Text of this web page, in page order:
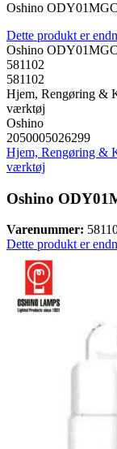
Oshino
Dette produkt er
Oshino
581102
581102
Hjem, Rengøring &
værktøj
Oshino
2050005026299
Hjem, Rengøring &
værktøj
Oshino
Varenummer:
Dette produkt er